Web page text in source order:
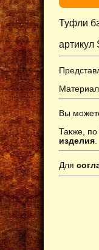
Туфли
артикул
Вы
Также,
изделия
Для